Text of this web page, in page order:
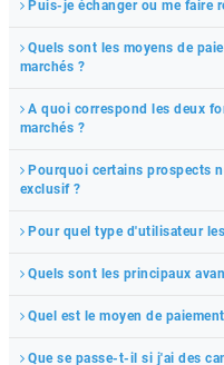
Puis-je échanger ou me faire
Quels sont les moyens de
marchés ?
A quoi correspond les deux
marchés ?
Pourquoi certains prospects
exclusif ?
Pour quel type d'utilisateur
Quels sont les principaux
Quel est le moyen de
Que se passe-t-il si j'ai des